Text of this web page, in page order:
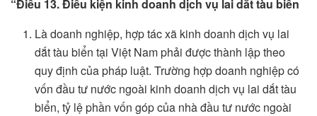
“Điều 13. Điều kiện kinh doanh dịch vụ lai dắt tàu biển
Là doanh nghiệp, hợp tác xã kinh doanh dịch vụ lai
dắt tàu biển tại Việt Nam phải được thành lập theo
quy định của pháp luật. Trường hợp doanh nghiệp có
vốn đầu tư nước ngoài kinh doanh dịch vụ lai dắt tàu
biển, tỷ lệ phần vốn góp của nhà đầu tư nước ngoài